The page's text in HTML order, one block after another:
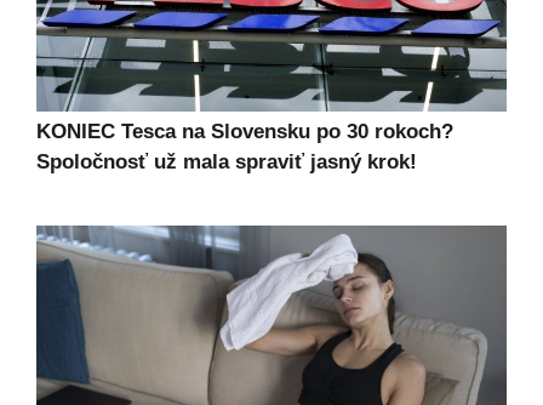
KONIEC Tesca na Slovensku po 30 rokoch?
Spoločnosť už mala spraviť jasný krok!